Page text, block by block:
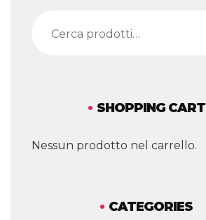
SHOPPING CART
Nessun prodotto nel carrello.
CATEGORIES